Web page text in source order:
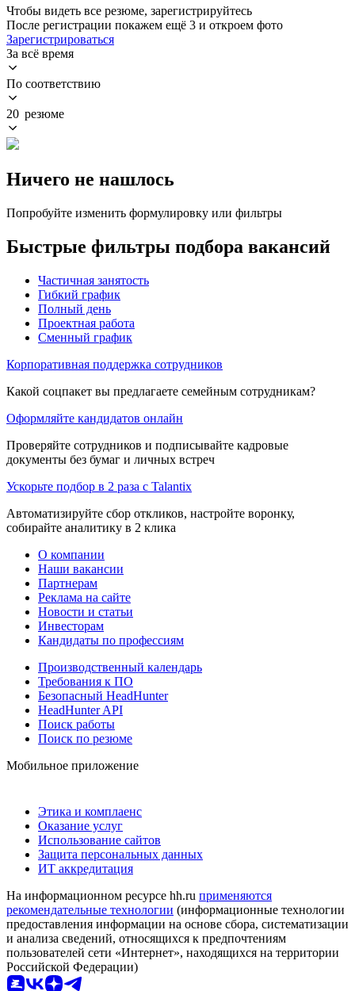
Чтобы видеть все резюме, зарегистрируйтесь
После регистрации покажем ещё 3 и откроем фото
Зарегистрироваться
За всё время
По соответствию
20 резюме
Ничего не нашлось
Попробуйте изменить формулировку или фильтры
Быстрые фильтры подбора вакансий
Частичная занятость
Гибкий график
Полный день
Проектная работа
Сменный график
Корпоративная поддержка сотрудников
Какой соцпакет вы предлагаете семейным сотрудникам?
Оформляйте кандидатов онлайн
Проверяйте сотрудников и подписывайте кадровые
документы без бумаг и личных встреч
Ускорьте подбор в 2 раза с Talantix
Автоматизируйте сбор откликов, настройте воронку,
собирайте аналитику в 2 клика
О компании
Наши вакансии
Партнерам
Реклама на сайте
Новости и статьи
Инвесторам
Кандидаты по профессиям
Производственный календарь
Требования к ПО
Безопасный HeadHunter
HeadHunter API
Поиск работы
Поиск по резюме
Мобильное приложение
Этика и комплаенс
Оказание услуг
Использование сайтов
Защита персональных данных
ИТ аккредитация
На информационном ресурсе hh.ru применяются
рекомендательные технологии (информационные технологии
предоставления информации на основе сбора, систематизации
и анализа сведений, относящихся к предпочтениям
пользователей сети «Интернет», находящихся на территории
Российской Федерации)